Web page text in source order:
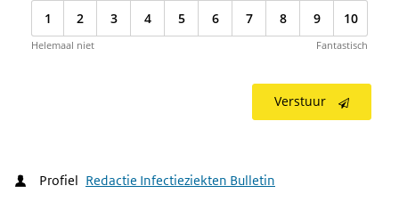
1 2 3 4 5 6 7 8 9 10
Helemaal niet Fantastisch
Verstuur
Profiel Redactie Infectieziekten Bulletin